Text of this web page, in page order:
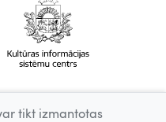
tikt izmantotas